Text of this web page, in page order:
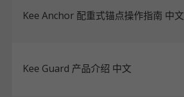
Kee Anchor 配重式锚点操作指南 中文
Kee Guard 产品介绍 中文